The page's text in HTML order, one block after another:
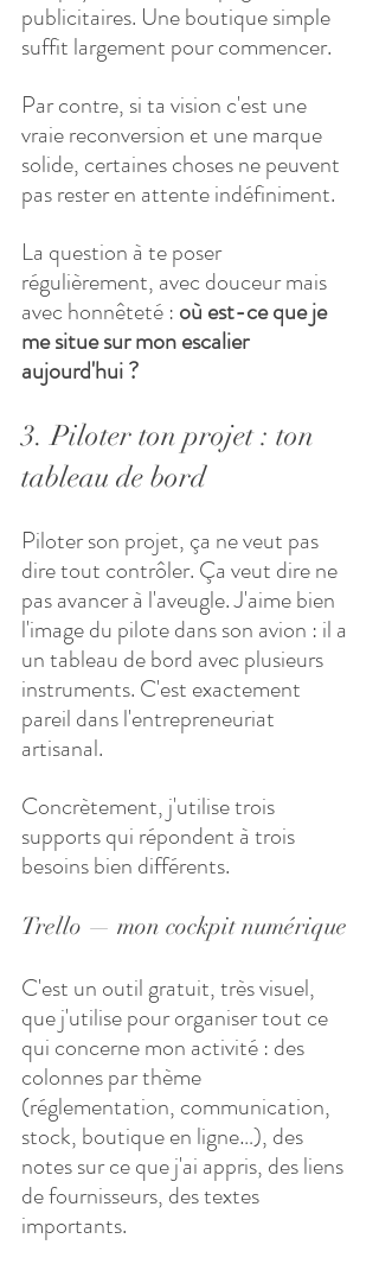
publicitaires. Une boutique simple
suffit largement pour commencer.
Par contre, si ta vision c'est une
vraie reconversion et une marque
solide, certaines choses ne peuvent
pas rester en attente indéfiniment.
La question à te poser
régulièrement, avec douceur mais
avec honnêteté : où est-ce que je
me situe sur mon escalier
aujourd'hui ?
3. Piloter ton projet : ton
tableau de bord
Piloter son projet, ça ne veut pas
dire tout contrôler. Ça veut dire ne
pas avancer à l'aveugle. J'aime bien
l'image du pilote dans son avion : il a
un tableau de bord avec plusieurs
instruments. C'est exactement
pareil dans l'entrepreneuriat
artisanal.
Concrètement, j'utilise trois
supports qui répondent à trois
besoins bien différents.
Trello — mon cockpit numérique
C'est un outil gratuit, très visuel,
que j'utilise pour organiser tout ce
qui concerne mon activité : des
colonnes par thème
(réglementation, communication,
stock, boutique en ligne…), des
notes sur ce que j'ai appris, des liens
de fournisseurs, des textes
importants.